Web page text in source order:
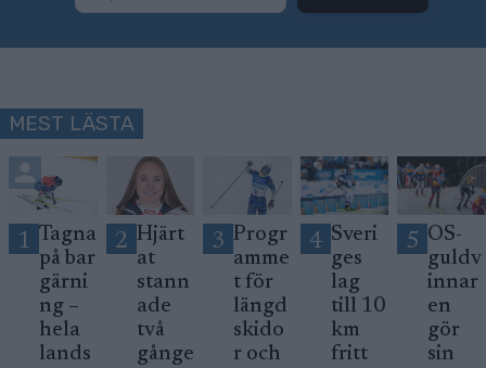
MEST LÄSTA
1 Tagna
på bar
gärni
ng –
hela
lands
2 Hjärt
at
stann
ade
två
gånge
3 Progr
amme
t för
längd
skido
r och
4 Sveri
ges
lag
till 10
km
fritt
5 OS-
guldv
innar
en
gör
sin